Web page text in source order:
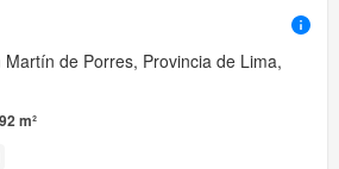
Martín de Porres, Provincia de Lima,
m²